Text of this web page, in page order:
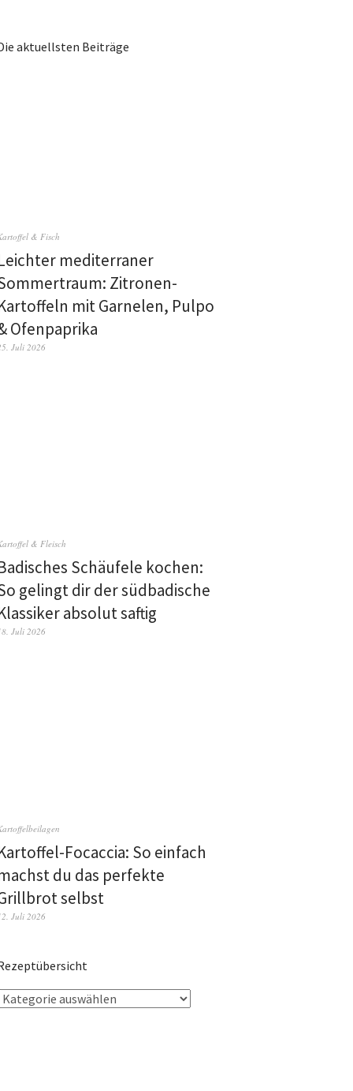
aktuellsten Beiträge
& Fisch
mediterraner
Zitronen-
mit Garnelen, Pulpo
Ofenpaprika
Juli 2026
& Fleisch
Schäufele kochen:
gelingt dir der südbadische
absolut saftig
Juli 2026
Focaccia: So einfach
du das perfekte
selbst
Juli 2026